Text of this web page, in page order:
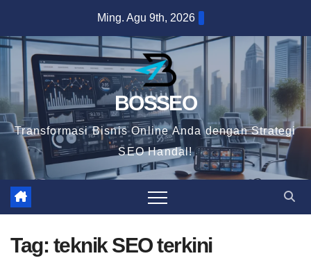
content
Ming. Agu 9th, 2026
BOSSEO
Transformasi Bisnis Online Anda dengan Strategi
SEO Handal!
Tag: teknik SEO terkini